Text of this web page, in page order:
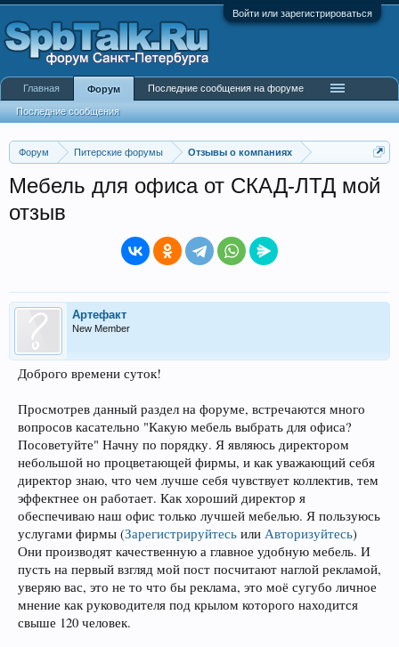
Войти или зарегистрироваться
Форум Питерские форумы Отзывы о компаниях
Мебель для офиса от СКАД-ЛТД мой
отзыв
Артефакт
New Member
Доброго времени суток!
Просмотрев данный раздел на форуме, встречаются много
вопросов касательно "Какую мебель выбрать для офиса?
Посоветуйте" Начну по порядку. Я являюсь директором
небольшой но процветающей фирмы, и как уважающий себя
директор знаю, что чем лучше себя чувствует коллектив, тем
эффектнее он работает. Как хороший директор я
обеспечиваю наш офис только лучшей мебелью. Я пользуюсь
услугами фирмы (Зарегистрируйтесь или Авторизуйтесь)
Они производят качественную а главное удобную мебель. И
пусть на первый взгляд мой пост посчитают наглой рекламой,
уверяю вас, это не то что бы реклама, это моё сугубо личное
мнение как руководителя под крылом которого находится
свыше 120 человек.
Главная Форум
Последние сообщения
Последние сообщения на форуме